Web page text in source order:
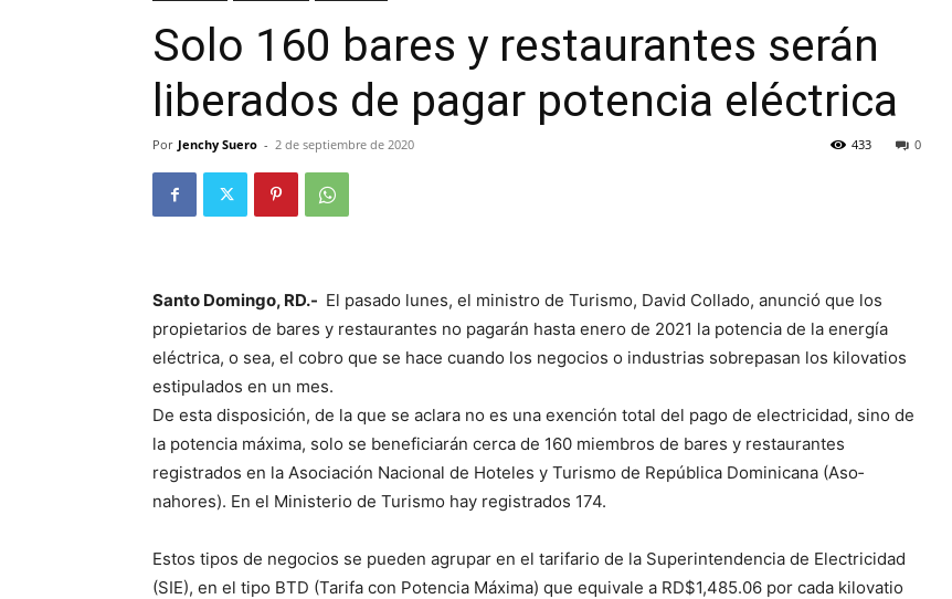
Solo 160 bares y restaurantes serán
liberados de pagar potencia eléctrica
Por Jenchy Suero - 2 de septiembre de 2020 0
433
Santo Domingo, RD.- El pasado lunes, el mi­nistro de Turismo, Da­vid Collado, anunció que los
propietarios de bares y restaurantes no paga­rán hasta enero de 2021 la potencia de la energía
eléctrica, o sea, el cobro que se hace cuando los negocios o industrias so­brepasan los kilovatios
es­tipulados en un mes.
De esta disposición, de la que se aclara no es una exención total del pago de electricidad, sino de
la potencia máxima, solo se beneficiarán cerca de 160 miembros de bares y res­taurantes
registrados en la Asociación Nacional de Hoteles y Turismo de Re­pública Dominicana (Aso­
nahores). En el Ministerio de Turismo hay registra­dos 174.
Estos tipos de nego­cios se pueden agrupar en el tarifario de la Su­perintendencia de Elec­tricidad
(SIE), en el tipo BTD (Tarifa con Potencia Máxima) que equivale a RD$1,485.06 por cada ki­lovatio